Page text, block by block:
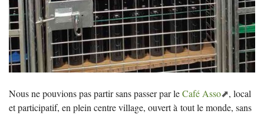
Nous ne pouvions pas partir sans passer par leCafé Asso
, local
et participatif, en plein centre village, ouvert à tout le monde, sans